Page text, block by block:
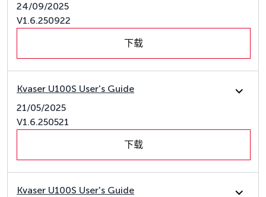
24/09/2025
V1.6.250922
下载
Kvaser U100S User's Guide
21/05/2025
V1.6.250521
下载
Kvaser U100S User's Guide